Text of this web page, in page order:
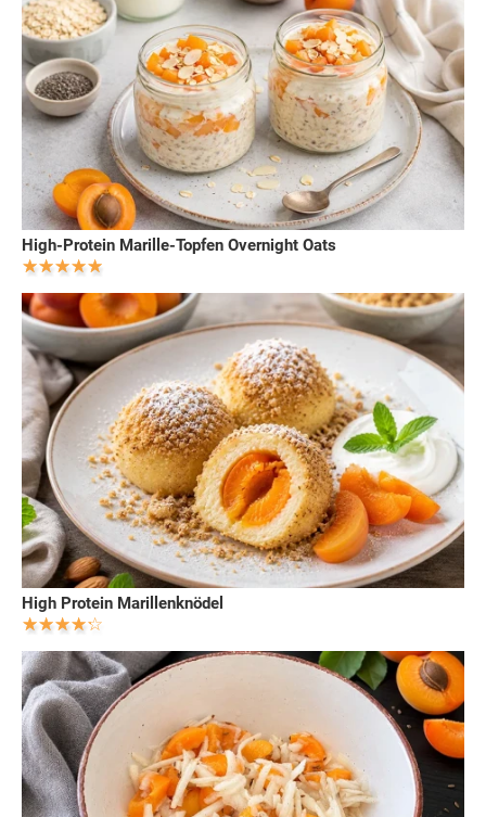
High-Protein Marille-Topfen Overnight Oats
High Protein Marillenknödel